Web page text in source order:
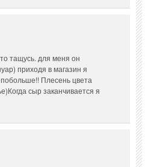
тащусь. для меня он
приходя в магазин я
Плесень цвета
сыр заканчивается я